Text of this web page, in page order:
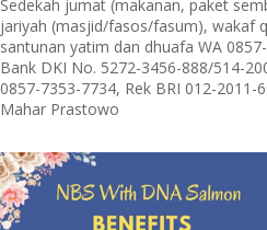
Sedekah jumat (makanan, paket
jariyah (masjid/fasos/fasum), wakaf
santunan yatim dan dhuafa WA
Bank DKI No. 5272-3456-888/514-
0857-7353-7734, Rek BRI 012-2011-
Mahar Prastowo